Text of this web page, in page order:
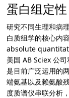
蛋白组定性
研究不同生理和病
白质组学的核心内
absolute
美国 AB Sciex 公
是目前广泛运用的
端氨基以及赖氨酸
度质谱仪串联分析